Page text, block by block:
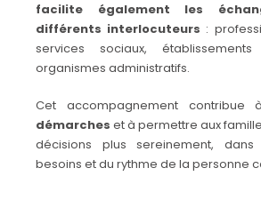
facilite également les
différents interlocuteurs :
services sociaux,
organismes administratifs.
Cet accompagnement contribue
démarches et à permettre aux
décisions plus sereinement,
besoins et du rythme de la personne